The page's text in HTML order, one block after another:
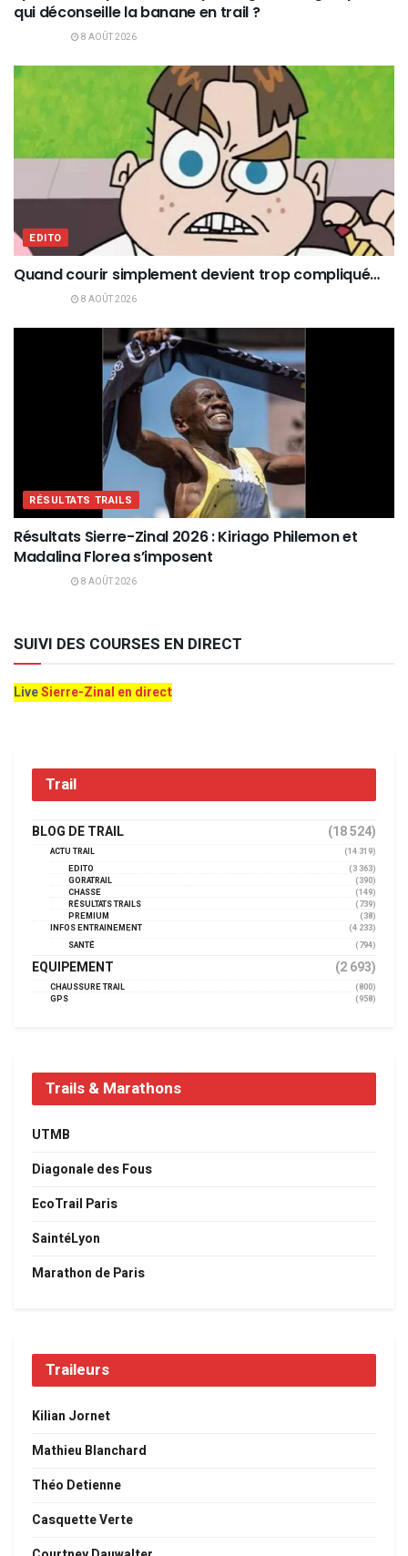
qui déconseille la banane en trail ?
8 AOÛT 2026
EDITO
Quand courir simplement devient trop compliqué…
8 AOÛT 2026
RÉSULTATS TRAILS
Résultats Sierre-Zinal 2026 : Kiriago Philemon et
Madalina Florea s’imposent
8 AOÛT 2026
SUIVI DES COURSES EN DIRECT
LiveSierre-Zinal en direct
Trail
BLOG DE TRAIL (18 524)
ACTU TRAIL
(14 319)
EDITO
(3 363)
GORATRAIL
(390)
CHASSE
(149)
RÉSULTATS TRAILS
(739)
PREMIUM
(38)
INFOS ENTRAINEMENT
(4 233)
SANTÉ
(794)
EQUIPEMENT (2 693)
CHAUSSURE TRAIL
(800)
GPS
(958)
Trails & Marathons
UTMB
Diagonale des Fous
EcoTrail Paris
SaintéLyon
Marathon de Paris
Traileurs
Kilian Jornet
Mathieu Blanchard
Théo Detienne
Casquette Verte